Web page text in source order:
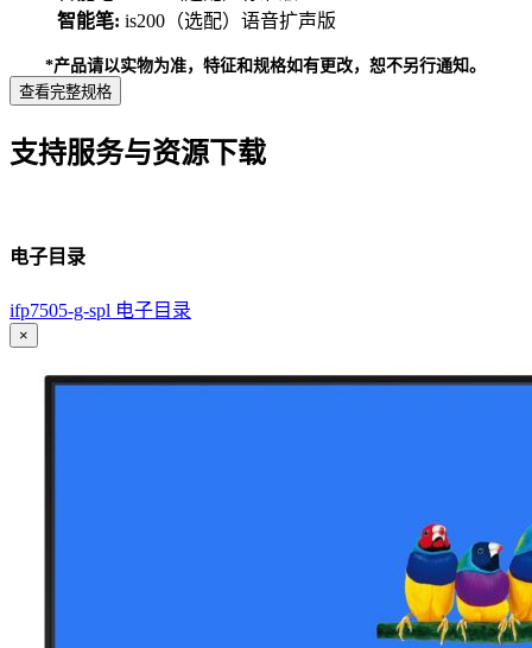
智能笔: is200（选配）语音扩声版
*产品请以实物为准，特征和规格如有更改，恕不另行通知。
查看完整规格
支持服务与资源下载
电子目录
ifp7505-g-spl 电子目录
×